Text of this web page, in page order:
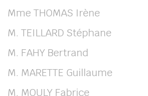
Mme THOMAS Irène
M. TEILLARD Stéphane
M. FAHY Bertrand
M. MARETTE Guillaume
M. MOULY Fabrice